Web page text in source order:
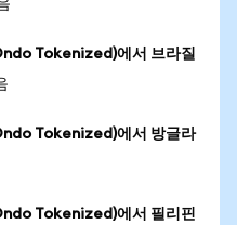
Tokenized)에서 브라질
Tokenized)에서 방글라
Tokenized)에서 필리핀